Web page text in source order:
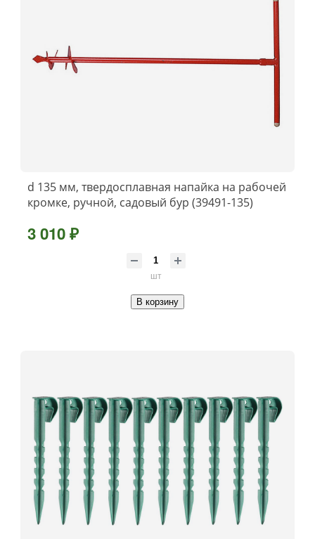
d 135 мм, твердосплавная напайка на рабочей
кромке, ручной, садовый бур (39491-135)
3 010 ₽
шт
В корзину